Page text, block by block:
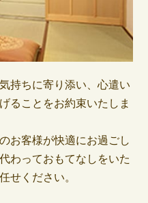
持ちに寄り添い、心遣い
ることをお約束いたしま
お客様が快適にお過ごし
わっておもてなしをいた
せください。